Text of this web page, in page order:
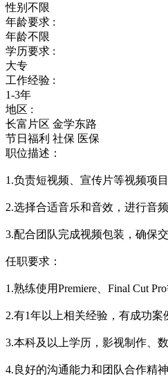
性别不限
年龄要求 :
年龄不限
学历要求 :
大专
工作经验 :
1-3年
地区 :
长富片区 金学东路
节日福利 社保 医保
职位描述：
1.负责短视频、宣传片等视频项
2.选择合适音乐和音效，进行音
3.配合团队完成视频包装，确保交
任职要求：
1.熟练使用Premiere、Final Cut
2.有1年以上相关经验，有成功案
3.本科及以上学历，影视制作、
4.良好的沟通能力和团队合作精神